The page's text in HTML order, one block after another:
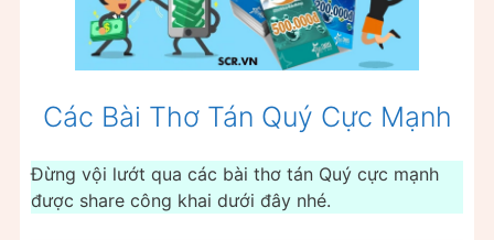
Các Bài Thơ Tán Quý Cực Mạnh
Đừng vội lướt qua các bài thơ tán Quý cực mạnh
được share công khai dưới đây nhé.